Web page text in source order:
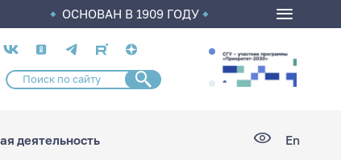
ОСНОВАН В 1909 ГОДУ
Социальные
сети
деятельность En